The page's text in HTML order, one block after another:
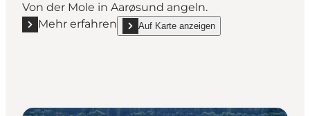
Von der Mole in Aarøsund angeln.
Mehr erfahren
Mehr erfahren "Angeln in Aarøsund"
Auf Karte anzeigen
show Angeln in Aarøsund on_map